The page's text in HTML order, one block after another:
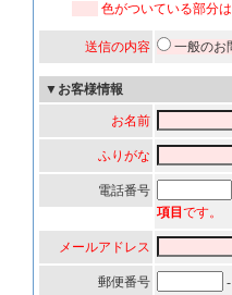
色がついている部分
送信の内容 一般のお
▼お客様情報
お名前
ふりがな
電話番号
項目 です。
メールアドレス
郵便番号 -